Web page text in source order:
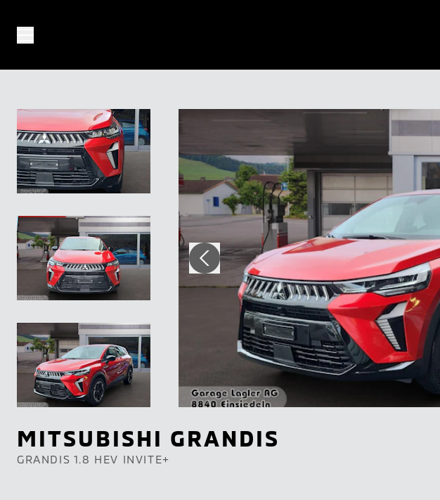
MITSUBISHI GRANDIS
GRANDIS 1.8 HEV INVITE+